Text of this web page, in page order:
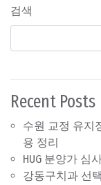
검색
Recent Posts
수원 교정 유지
용 정리
HUG 분양가 심
강동구치과 선